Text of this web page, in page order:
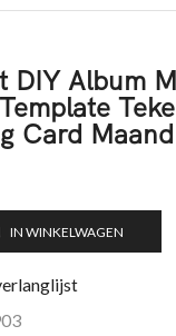
DIY Album
Card Maand
IN WINKELWAGEN